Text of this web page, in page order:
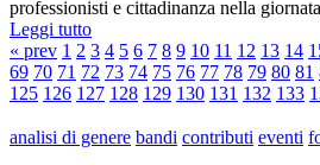
professionisti e cittadinanza nella
Leggi tutto
« prev 1 2 3 4 5 6 7 8 9 10 11 12 13 14
69 70 71 72 73 74 75 76 77 78 79 80 81
125 126 127 128 129 130 131 132 133
analisi di genere bandi contributi eventi